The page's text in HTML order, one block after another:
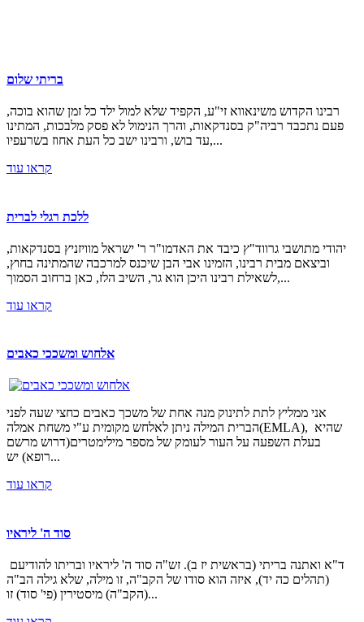
בריתי שלום
רבינו הקדוש משינאווא זי"ע, הקפיד שלא למול ילד כל זמן שהוא בוכה,
פעם נתכבד רביה"ק בסנדקאות, והרך הנימול לא פסק מלבכות, המתינו
עד בוש, ורבינו ישב כל העת אחוז בשרעפיו,...
קראו עוד
ללכת רגלי לברית
יהודי מתושבי גרווד"ץ כיבד את האדמו"ר ר' ישראל מוויזניץ בסנדקאות,
וביצאם מבית רבינו, הזמינו אבי הבן שיכנס למרכבה שהמתינה בחוץ,
לשאילת רבינו היכן הוא גר, השיב הלז, כאן ברחוב הסמוך,...
קראו עוד
אלחוש ומשככי כאבים
אני ממליץ לתת לתינוק מנה אחת של משכך כאבים כחצי שעה לפני
הברית המילה ניתן לאלחש מקומית ע"י משחת אמלה(EMLA), שהיא
בעלת השפעה על העור לעומק של מספר מילימטרים(דרוש מרשם
רופא) יש...
קראו עוד
סוד ה' ליראיו
(תהלים כה יד), איזה הוא סודו של הקב"ה, זו מילה, שלא גילה הב"ה
(הקב"ה) מיסטירין (פי' סוד) זו...